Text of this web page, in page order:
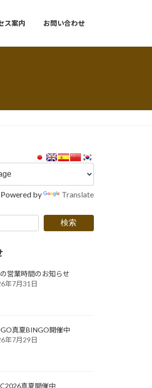
ス案内 お問い合わせ
Powered by Translate
検索
営業時間のお知らせ
年7月31日
真夏BINGO開催中
年7月29日
真夏開催中